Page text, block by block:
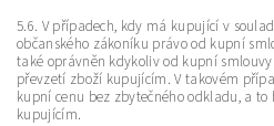
5.6. V případech, kdy má kupující v
občanského zákoníku právo od kupní
také oprávněn kdykoliv od kupní
převzetí zboží kupujícím. V takovém
kupní cenu bez zbytečného odkladu, a
kupujícím.